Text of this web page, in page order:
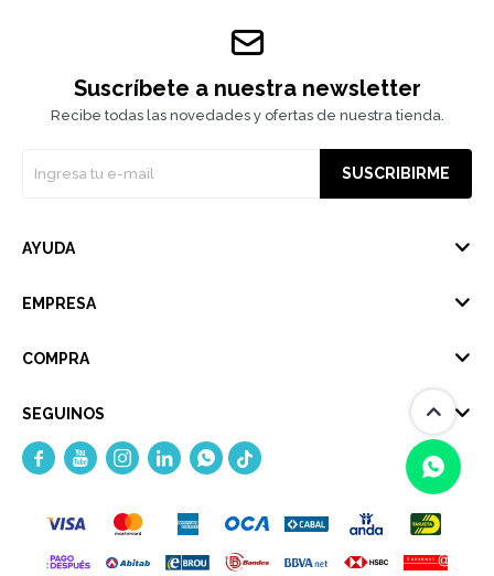
(0/4)
Suscríbete a nuestra newsletter
Recibe todas las novedades y ofertas de nuestra tienda.
SUSCRIBIRME
AYUDA
EMPRESA
COMPRA
SEGUINOS
    